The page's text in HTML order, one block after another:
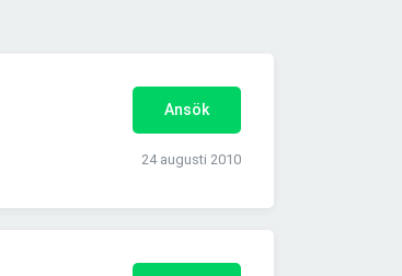
Ansök
24 augusti 2010